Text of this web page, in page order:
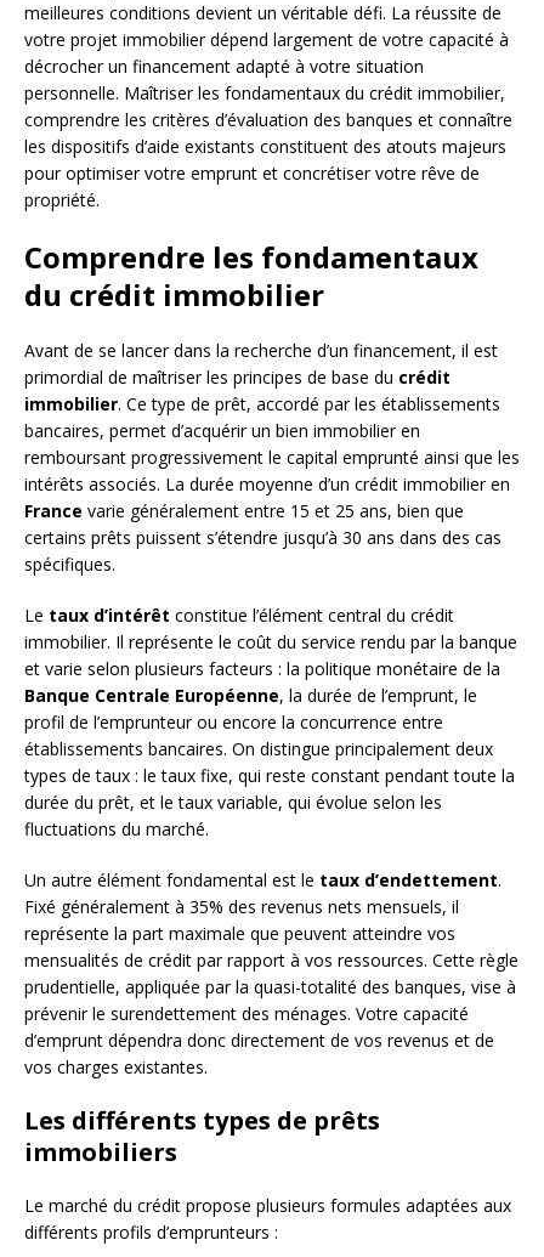
meilleures conditions devient un véritable défi. La réussite de
votre projet immobilier dépend largement de votre capacité à
décrocher un financement adapté à votre situation
personnelle. Maîtriser les fondamentaux du crédit immobilier,
comprendre les critères d’évaluation des banques et connaître
les dispositifs d’aide existants constituent des atouts majeurs
pour optimiser votre emprunt et concrétiser votre rêve de
propriété.
Comprendre les fondamentaux
du crédit immobilier
Avant de se lancer dans la recherche d’un financement, il est
primordial de maîtriser les principes de base du crédit
immobilier. Ce type de prêt, accordé par les établissements
bancaires, permet d’acquérir un bien immobilier en
remboursant progressivement le capital emprunté ainsi que les
intérêts associés. La durée moyenne d’un crédit immobilier en
France varie généralement entre 15 et 25 ans, bien que
certains prêts puissent s’étendre jusqu’à 30 ans dans des cas
spécifiques.
Le taux d’intérêt constitue l’élément central du crédit
immobilier. Il représente le coût du service rendu par la banque
et varie selon plusieurs facteurs : la politique monétaire de la
Banque Centrale Européenne, la durée de l’emprunt, le
profil de l’emprunteur ou encore la concurrence entre
établissements bancaires. On distingue principalement deux
types de taux : le taux fixe, qui reste constant pendant toute la
durée du prêt, et le taux variable, qui évolue selon les
fluctuations du marché.
Un autre élément fondamental est le taux d’endettement.
Fixé généralement à 35% des revenus nets mensuels, il
représente la part maximale que peuvent atteindre vos
mensualités de crédit par rapport à vos ressources. Cette règle
prudentielle, appliquée par la quasi-totalité des banques, vise à
prévenir le surendettement des ménages. Votre capacité
d’emprunt dépendra donc directement de vos revenus et de
vos charges existantes.
Les différents types de prêts
immobiliers
Le marché du crédit propose plusieurs formules adaptées aux
différents profils d’emprunteurs :